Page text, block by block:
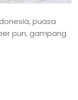
puasa
pun, gampang